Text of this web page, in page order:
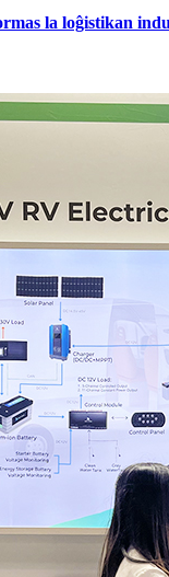
la loĝistikan